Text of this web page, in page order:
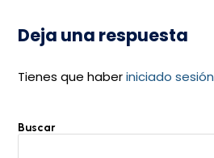
Deja una respuesta
Tienes que haberiniciado sesión
Buscar